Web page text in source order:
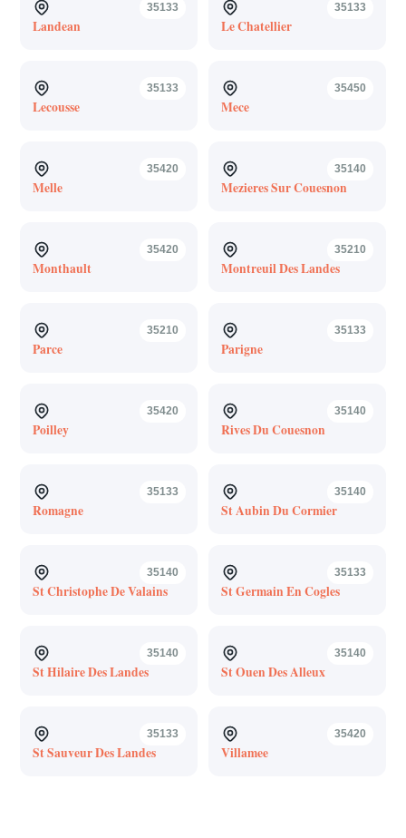
35133
Landean
35133
Le Chatellier
35133
Lecousse
35450
Mece
35420
Melle
35140
Mezieres Sur Couesnon
35420
Monthault
35210
Montreuil Des Landes
35210
Parce
35133
Parigne
35420
Poilley
35140
Rives Du Couesnon
35133
Romagne
35140
St Aubin Du Cormier
35140
St Christophe De Valains
35133
St Germain En Cogles
35140
St Hilaire Des Landes
35140
St Ouen Des Alleux
35133
St Sauveur Des Landes
35420
Villamee